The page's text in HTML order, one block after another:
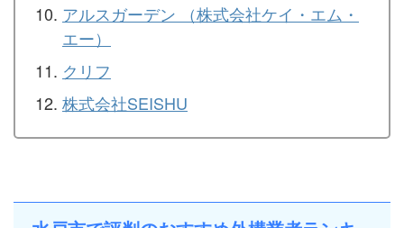
アルスガーデン （株式会社ケイ・エム・
エー）
クリフ
株式会社SEISHU